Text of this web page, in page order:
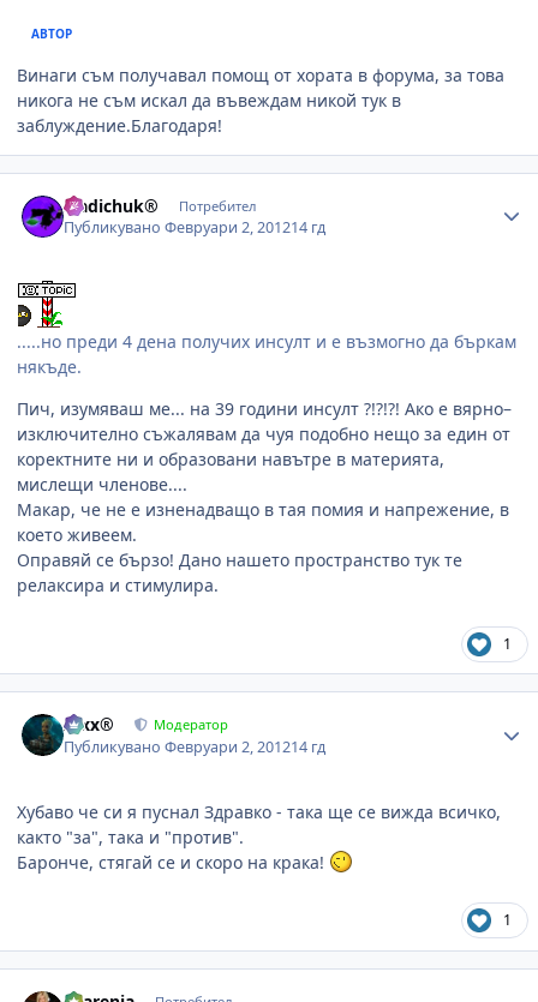
АВТОР
Винаги съм получавал помощ от хората в форума, за това
никога не съм искал да въвеждам никой тук в
заблуждение.Благодаря!
Sladichuk® Потребител
ПубликуваноФевруари 2, 201214 гд
.....но преди 4 дена получих инсулт и е възмогно да бъркам
някъде.
Пич, изумяваш ме... на 39 години инсулт ?!?!?! Ако е вярно–
изключително съжалявам да чуя подобно нещо за един от
коректните ни и образовани навътре в материята,
мислещи членове....
Макар, че не е изненадващо в тая помия и напрежение, в
което живеем.
Оправяй се бързо! Дано нашето пространство тук те
релаксира и стимулира.
1
Alxx® Модератор
ПубликуваноФевруари 2, 201214 гд
Хубаво че си я пуснал Здравко - така ще се вижда всичко,
както "за", така и "против".
Баронче, стягай се и скоро на крака!
1